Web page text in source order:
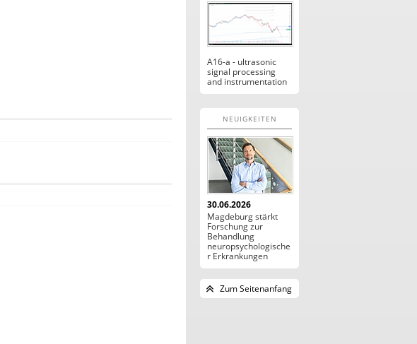
A16-a - ultrasonic
signal processing
and instrumentation
NEUIGKEITEN
30.06.2026
Magdeburg stärkt
Forschung zur
Behandlung
neuropsychologische
r Erkrankungen
Zum Seitenanfang